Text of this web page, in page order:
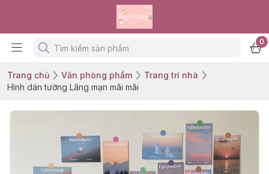
0
Trang chủ Văn phòng phẩm
Trang trí nhà
Hình dán tường Lãng mạn mãi mãi